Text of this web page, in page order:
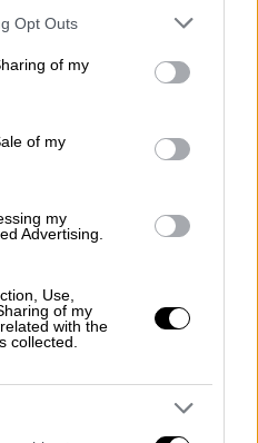
uses one or more Google
behaviour. You may click to
and its third-party tags to
purposes in below Google
Opt Outs
of my
of my
my
Advertising.
Use,
of my
with the
collected.
αντιδράσεις για
άκρα η κόντρα
θέλει να τον
και είπε ότι το φιλί